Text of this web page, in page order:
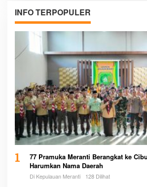
INFO TERPOPULER
1
77 Pramuka Meranti Berangkat ke
Harumkan Nama Daerah
Di Kepulauan Meranti 128 Dilihat